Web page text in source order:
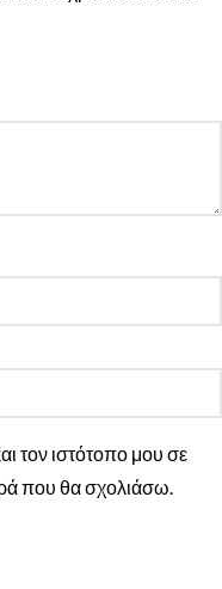
τον ιστότοπο μου σε
που θα σχολιάσω.